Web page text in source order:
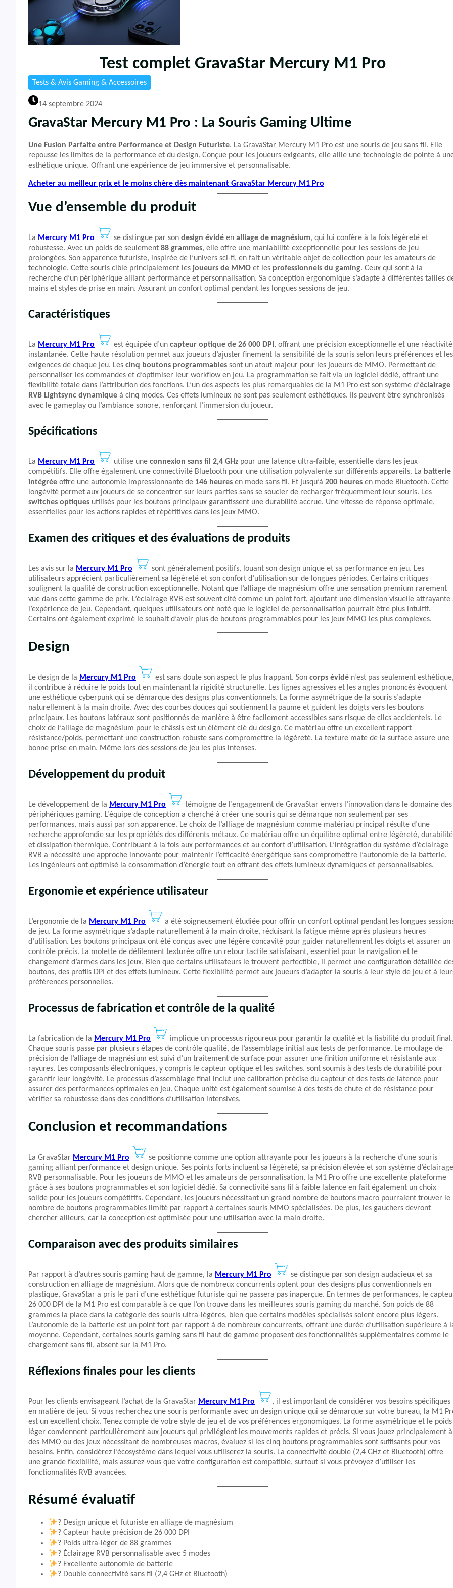
Test complet GravaStar Mercury M1 Pro
Tests & Avis Gaming & Accessoires
14 septembre 2024
GravaStar Mercury M1 Pro : La Souris Gaming Ultime
Une Fusion Parfaite entre Performance et Design Futuriste. La GravaStar Mercury M1 Pro est une souris de jeu sans fil. Elle
repousse les limites de la performance et du design. Conçue pour les joueurs exigeants, elle allie une technologie de pointe à
esthétique unique. Offrant une expérience de jeu immersive et personnalisable.
Acheter au meilleur prix et le moins chère dès maintenant GravaStar Mercury M1 Pro
Vue d’ensemble du produit
La Mercury M1 Pro se distingue par son design évidé en alliage de magnésium, qui lui confère à la fois légèreté et
robustesse. Avec un poids de seulement 88 grammes, elle offre une maniabilité exceptionnelle pour les sessions de jeu
prolongées. Son apparence futuriste, inspirée de l’univers sci-fi, en fait un véritable objet de collection pour les amateurs de
technologie. Cette souris cible principalement les joueurs de MMO et les professionnels du gaming. Ceux qui sont à la
recherche d’un périphérique alliant performance et personnalisation. Sa conception ergonomique s’adapte à différentes tailles
mains et styles de prise en main. Assurant un confort optimal pendant les longues sessions de jeu.
Caractéristiques
La Mercury M1 Pro est équipée d’un capteur optique de 26 000 DPI , offrant une précision exceptionnelle et une réactivité
instantanée. Cette haute résolution permet aux joueurs d’ajuster finement la sensibilité de la souris selon leurs préférences et les
exigences de chaque jeu. Les cinq boutons programmables sont un atout majeur pour les joueurs de MMO. Permettant de
personnaliser les commandes et d’optimiser leur workflow en jeu. La programmation se fait via un logiciel dédié, offrant une
flexibilité totale dans l’attribution des fonctions. L’un des aspects les plus remarquables de la M1 Pro est son système d’éclairage
RVB Lightsync dynamique à cinq modes. Ces effets lumineux ne sont pas seulement esthétiques. Ils peuvent être synchronisés
avec le gameplay ou l’ambiance sonore, renforçant l’immersion du joueur.
Spécifications
La Mercury M1 Pro utilise une connexion sans fil 2,4 GHz pour une latence ultra-faible, essentielle dans les jeux
compétitifs. Elle offre également une connectivité Bluetooth pour une utilisation polyvalente sur différents appareils. La batterie
intégrée offre une autonomie impressionnante de 146 heures en mode sans fil. Et jusqu’à 200 heures en mode Bluetooth. Cette
longévité permet aux joueurs de se concentrer sur leurs parties sans se soucier de recharger fréquemment leur souris. Les
switches optiques utilisés pour les boutons principaux garantissent une durabilité accrue. Une vitesse de réponse optimale,
essentielles pour les actions rapides et répétitives dans les jeux MMO.
Examen des critiques et des évaluations de produits
Les avis sur la Mercury M1 Pro
sont généralement positifs, louant son design unique et sa performance en jeu. Les
utilisateurs apprécient particulièrement sa légèreté et son confort d’utilisation sur de longues périodes. Certains critiques
soulignent la qualité de construction exceptionnelle. Notant que l’alliage de magnésium offre une sensation premium rarement
vue dans cette gamme de prix. L’éclairage RVB est souvent cité comme un point fort, ajoutant une dimension visuelle attrayante
l’expérience de jeu. Cependant, quelques utilisateurs ont noté que le logiciel de personnalisation pourrait être plus intuitif.
Certains ont également exprimé le souhait d’avoir plus de boutons programmables pour les jeux MMO les plus complexes.
Design
Le design de la Mercury M1 Pro est sans doute son aspect le plus frappant. Son corps évidé n’est pas seulement
il contribue à réduire le poids tout en maintenant la rigidité structurelle. Les lignes agressives et les angles prononcés évoquent
une esthétique cyberpunk qui se démarque des designs plus conventionnels. La forme asymétrique de la souris s’adapte
naturellement à la main droite. Avec des courbes douces qui soutiennent la paume et guident les doigts vers les boutons
principaux. Les boutons latéraux sont positionnés de manière à être facilement accessibles sans risque de clics accidentels. Le
choix de l’alliage de magnésium pour le châssis est un élément clé du design. Ce matériau offre un excellent rapport
résistance/poids, permettant une construction robuste sans compromettre la légèreté. La texture mate de la surface assure une
bonne prise en main. Même lors des sessions de jeu les plus intenses.
Développement du produit
Le développement de la Mercury M1 Pro
témoigne de l’engagement de GravaStar envers l’innovation dans le domaine des
périphériques gaming. L’équipe de conception a cherché à créer une souris qui se démarque non seulement par ses
performances, mais aussi par son apparence. Le choix de l’alliage de magnésium comme matériau principal résulte d’une
recherche approfondie sur les propriétés des différents métaux. Ce matériau offre un équilibre optimal entre légèreté, durabilité
et dissipation thermique. Contribuant à la fois aux performances et au confort d’utilisation. L’intégration du système d’éclairage
RVB a nécessité une approche innovante pour maintenir l’efficacité énergétique sans compromettre l’autonomie de la batterie.
Les ingénieurs ont optimisé la consommation d’énergie tout en offrant des effets lumineux dynamiques et personnalisables.
Ergonomie et expérience utilisateur
L’ergonomie de la Mercury M1 Pro
a été soigneusement étudiée pour offrir un confort optimal pendant les longues
de jeu. La forme asymétrique s’adapte naturellement à la main droite, réduisant la fatigue même après plusieurs heures
d’utilisation. Les boutons principaux ont été conçus avec une légère concavité pour guider naturellement les doigts et assurer un
contrôle précis. La molette de défilement texturée offre un retour tactile satisfaisant, essentiel pour la navigation et le
changement d’armes dans les jeux. Bien que certains utilisateurs le trouvent perfectible, il permet une configuration détaillée
boutons, des profils DPI et des effets lumineux. Cette flexibilité permet aux joueurs d’adapter la souris à leur style de jeu et à
préférences personnelles.
Processus de fabrication et contrôle de la qualité
La fabrication de la Mercury M1 Pro
implique un processus rigoureux pour garantir la qualité et la fiabilité du produit final.
Chaque souris passe par plusieurs étapes de contrôle qualité, de l’assemblage initial aux tests de performance. Le moulage de
précision de l’alliage de magnésium est suivi d’un traitement de surface pour assurer une finition uniforme et résistante aux
rayures. Les composants électroniques, y compris le capteur optique et les switches. sont soumis à des tests de durabilité pour
garantir leur longévité. Le processus d’assemblage final inclut une calibration précise du capteur et des tests de latence pour
assurer des performances optimales en jeu. Chaque unité est également soumise à des tests de chute et de résistance pour
vérifier sa robustesse dans des conditions d’utilisation intensives.
Conclusion et recommandations
La GravaStar Mercury M1 Pro
se positionne comme une option attrayante pour les joueurs à la recherche d’une souris
gaming alliant performance et design unique. Ses points forts incluent sa légèreté, sa précision élevée et son système d’éclairage
RVB personnalisable. Pour les joueurs de MMO et les amateurs de personnalisation, la M1 Pro offre une excellente plateforme
grâce à ses boutons programmables et son logiciel dédié. Sa connectivité sans fil à faible latence en fait également un choix
solide pour les joueurs compétitifs. Cependant, les joueurs nécessitant un grand nombre de boutons macro pourraient trouver le
nombre de boutons programmables limité par rapport à certaines souris MMO spécialisées. De plus, les gauchers devront
chercher ailleurs, car la conception est optimisée pour une utilisation avec la main droite.
Comparaison avec des produits similaires
Par rapport à d’autres souris gaming haut de gamme, la Mercury M1 Pro
se distingue par son design audacieux et sa
construction en alliage de magnésium. Alors que de nombreux concurrents optent pour des designs plus conventionnels en
plastique, GravaStar a pris le pari d’une esthétique futuriste qui ne passera pas inaperçue. En termes de performances, le
26 000 DPI de la M1 Pro est comparable à ce que l’on trouve dans les meilleures souris gaming du marché. Son poids de 88
grammes la place dans la catégorie des souris ultra-légères, bien que certains modèles spécialisés soient encore plus légers.
L’autonomie de la batterie est un point fort par rapport à de nombreux concurrents, offrant une durée d’utilisation supérieure à
moyenne. Cependant, certaines souris gaming sans fil haut de gamme proposent des fonctionnalités supplémentaires comme le
chargement sans fil, absent sur la M1 Pro.
Réflexions finales pour les clients
Pour les clients envisageant l’achat de la GravaStar Mercury M1 Pro
, il est important de considérer vos besoins spécifiques
en matière de jeu. Si vous recherchez une souris performante avec un design unique qui se démarque sur votre bureau, la M1
est un excellent choix. Tenez compte de votre style de jeu et de vos préférences ergonomiques. La forme asymétrique et le poids
léger conviennent particulièrement aux joueurs qui privilégient les mouvements rapides et précis. Si vous jouez principalement à
des MMO ou des jeux nécessitant de nombreuses macros, évaluez si les cinq boutons programmables sont suffisants pour vos
besoins. Enfin, considérez l’écosystème dans lequel vous utiliserez la souris. La connectivité double (2,4 GHz et Bluetooth) offre
une grande flexibilité, mais assurez-vous que votre configuration est compatible, surtout si vous prévoyez d’utiliser les
fonctionnalités RVB avancées.
Résumé évaluatif
? Design unique et futuriste en alliage de magnésium
? Capteur haute précision de 26 000 DPI
? Poids ultra-léger de 88 grammes
? Éclairage RVB personnalisable avec 5 modes
? Excellente autonomie de batterie
? Double connectivité sans fil (2,4 GHz et Bluetooth)